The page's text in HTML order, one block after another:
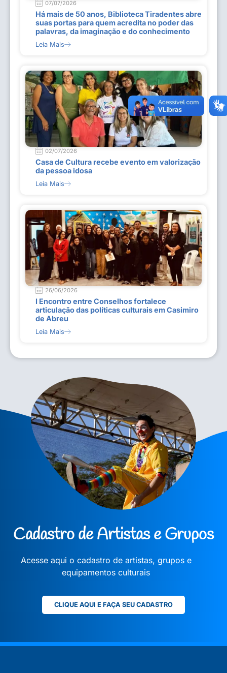
07/07/2026
Há mais de 50 anos, Biblioteca Tiradentes abre
suas portas para quem acredita no poder das
palavras, da imaginação e do conhecimento
Leia Mais
02/07/2026
Casa de Cultura recebe evento em valorização
da pessoa idosa
Leia Mais
26/06/2026
I Encontro entre Conselhos fortalece
articulação das políticas culturais em Casimiro
de Abreu
Leia Mais
Cadastro de Artistas e Grupos
Acesse aqui o cadastro de artistas, grupos e
equipamentos culturais
CLIQUE AQUI E FAÇA SEU CADASTRO